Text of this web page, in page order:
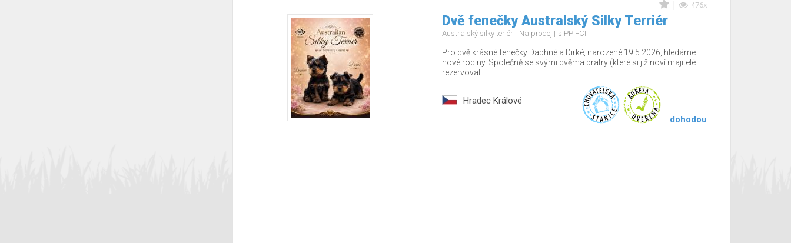
476x
Dvě fenečky Australský Silky Terriér
Australský silky teriér Na prodej s PP FCI
Pro dvě krásné fenečky Daphné a Dirké, narozené 19.5.2026, hledáme
nové rodiny. Společně se svými dvěma bratry (které si již noví majitelé
rezervovali...
Hradec Králové
dohodou